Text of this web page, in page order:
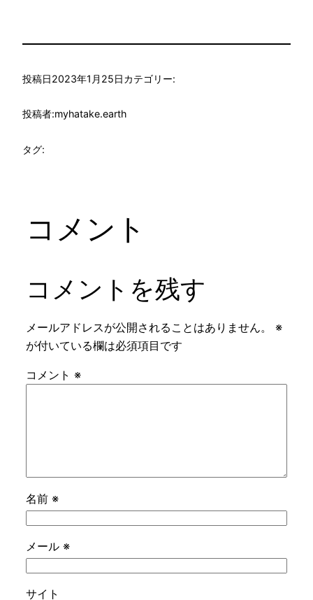
投稿日2023年1月25日カテゴリー:
投稿者:myhatake.earth
タグ:
コメント
コメントを残す
メールアドレスが公開されることはありません。
※
が付いている欄は必須項目です
コメント ※
名前 ※
メール ※
サイト